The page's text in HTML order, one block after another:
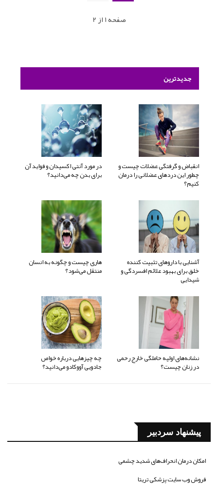
صفحه 1 از 2
جدیدترین
انقباض و گرفتگی عضلات چیست و
چطور این دردهای عضلانی را درمان
کنیم؟
در مورد آنتی اکسیدان و فواید آن
برای بدن چه می‌دانید؟
آشنایی با داروهای تثبیت کننده
خلق برای بهبود علائم افسردگی و
شیدایی
هاری چیست و چگونه به انسان
منتقل می‌شود؟
نشانه‌های اولیه حاملگی خارج رحمی
در زنان چیست؟
چه چیزهایی درباره خواص
جادویی آووکادو می‌دانید؟
پیشنهاد سردبیر
امکان درمان انحراف‌های شدید چشمی
فروش وب سایت پزشکی تریتا